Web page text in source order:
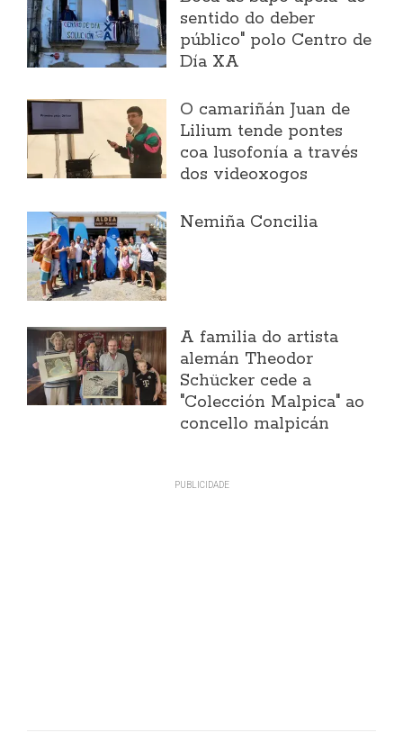
sentido do deber
público" polo Centro de
Día XA
O camariñán Juan de
Lilium tende pontes
coa lusofonía a través
dos videoxogos
Nemiña Concilia
A familia do artista
alemán Theodor
Schücker cede a
"Colección Malpica" ao
concello malpicán